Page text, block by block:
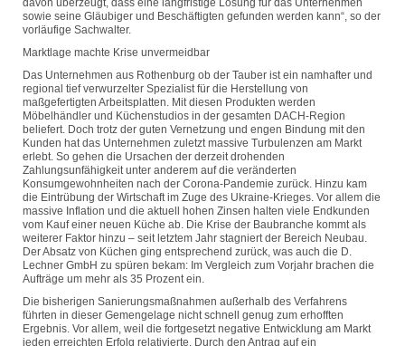
davon überzeugt, dass eine langfristige Lösung für das Unternehmen
sowie seine Gläubiger und Beschäftigten gefunden werden kann“, so der
vorläufige Sachwalter.
Marktlage machte Krise unvermeidbar
Das Unternehmen aus Rothenburg ob der Tauber ist ein namhafter und
regional tief verwurzelter Spezialist für die Herstellung von
maßgefertigten Arbeitsplatten. Mit diesen Produkten werden
Möbelhändler und Küchenstudios in der gesamten DACH-Region
beliefert. Doch trotz der guten Vernetzung und engen Bindung mit den
Kunden hat das Unternehmen zuletzt massive Turbulenzen am Markt
erlebt. So gehen die Ursachen der derzeit drohenden
Zahlungsunfähigkeit unter anderem auf die veränderten
Konsumgewohnheiten nach der Corona-Pandemie zurück. Hinzu kam
die Eintrübung der Wirtschaft im Zuge des Ukraine-Krieges. Vor allem die
massive Inflation und die aktuell hohen Zinsen halten viele Endkunden
vom Kauf einer neuen Küche ab. Die Krise der Baubranche kommt als
weiterer Faktor hinzu – seit letztem Jahr stagniert der Bereich Neubau.
Der Absatz von Küchen ging entsprechend zurück, was auch die D.
Lechner GmbH zu spüren bekam: Im Vergleich zum Vorjahr brachen die
Aufträge um mehr als 35 Prozent ein.
Die bisherigen Sanierungsmaßnahmen außerhalb des Verfahrens
führten in dieser Gemengelage nicht schnell genug zum erhofften
Ergebnis. Vor allem, weil die fortgesetzt negative Entwicklung am Markt
jeden erreichten Erfolg relativierte. Durch den Antrag auf ein